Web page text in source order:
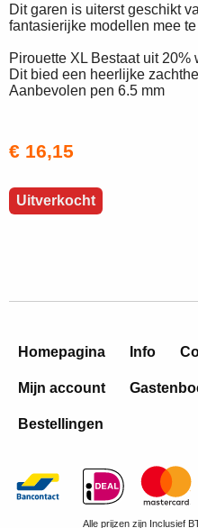
Dit garen is uiterst geschikt
fantasierijke modellen mee
Pirouette XL Bestaat uit 20%
Dit bied een heerlijke
Aanbevolen pen 6.5 mm
€ 16,15
Uitverkocht
Homepagina Info
Mijn account
Bestellingen
Alle prijzen zijn Inclusief